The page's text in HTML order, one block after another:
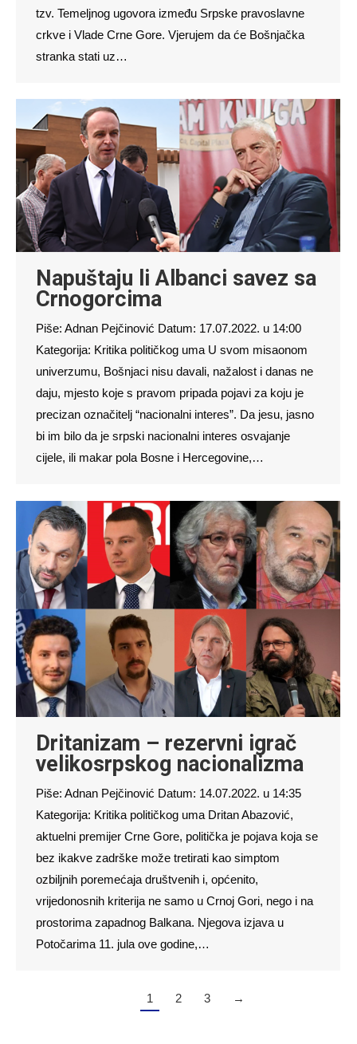
tzv. Temeljnog ugovora između Srpske pravoslavne
crkve i Vlade Crne Gore. Vjerujem da će Bošnjačka
stranka stati uz…
Napuštaju li Albanci savez sa
Crnogorcima
Piše: Adnan Pejčinović Datum: 17.07.2022. u 14:00
Kategorija: Kritika političkog uma U svom misaonom
univerzumu, Bošnjaci nisu davali, nažalost i danas ne
daju, mjesto koje s pravom pripada pojavi za koju je
precizan označitelj “nacionalni interes”. Da jesu, jasno
bi im bilo da je srpski nacionalni interes osvajanje
cijele, ili makar pola Bosne i Hercegovine,…
Dritanizam – rezervni igrač
velikosrpskog nacionalizma
Piše: Adnan Pejčinović Datum: 14.07.2022. u 14:35
Kategorija: Kritika političkog uma Dritan Abazović,
aktuelni premijer Crne Gore, politička je pojava koja se
bez ikakve zadrške može tretirati kao simptom
ozbiljnih poremećaja društvenih i, općenito,
vrijedonosnih kriterija ne samo u Crnoj Gori, nego i na
prostorima zapadnog Balkana. Njegova izjava u
Potočarima 11. jula ove godine,…
1 2 3 →